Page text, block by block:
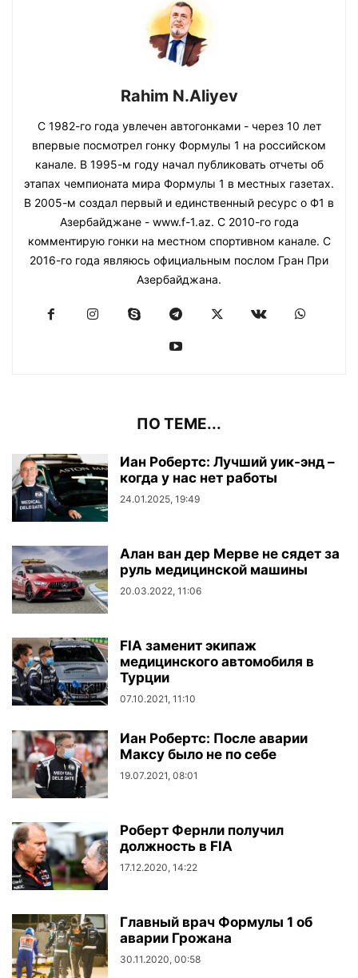
Rahim N.Aliyev
С 1982-го года увлечен автогонками - через 10 лет
впервые посмотрел гонку Формулы 1 на российском
канале. В 1995-м году начал публиковать отчеты об
этапах чемпионата мира Формулы 1 в местных газетах.
В 2005-м создал первый и единственный ресурс о Ф1 в
Азербайджане - www.f-1.az. С 2010-го года
комментирую гонки на местном спортивном канале. С
2016-го года являюсь официальным послом Гран При
Азербайджана.
ПО ТЕМЕ...
Иан Робертс: Лучший уик-энд –
когда у нас нет работы
24.01.2025, 19:49
Алан ван дер Мерве не сядет за
руль медицинской машины
20.03.2022, 11:06
FIA заменит экипаж
медицинского автомобиля в
Турции
07.10.2021, 11:10
Иан Робертс: После аварии
Максу было не по себе
19.07.2021, 08:01
Роберт Фернли получил
должность в FIA
17.12.2020, 14:22
Главный врач Формулы 1 об
аварии Грожана
30.11.2020, 00:58